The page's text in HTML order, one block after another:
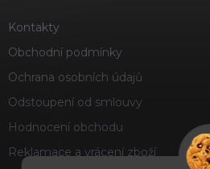
Kontakty
Obchodní podmínky
Ochrana osobních údajů
Odstoupení od smlouvy
Hodnocení obchodu
Reklamace a vrácení zboží